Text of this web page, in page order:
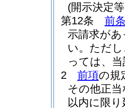
(開示決定
第12条
前
示請求が
い。 ただ
っては、
2
前項の規
その他正
以内に限